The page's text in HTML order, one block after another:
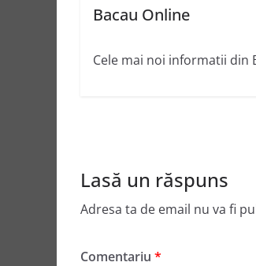
Bacau Online
Cele mai noi informatii din
Lasă un răspuns
Adresa ta de email nu va fi
Comentariu *